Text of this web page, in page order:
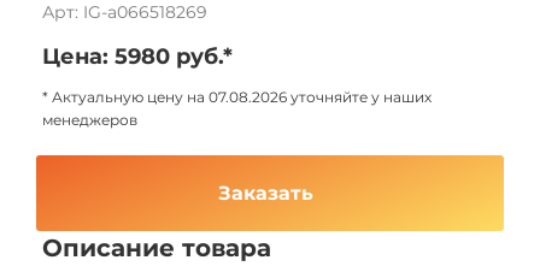
Арт: IG-a066518269
Цена: 5980 руб.*
* Актуальную цену на 07.08.2026 уточняйте у наших
менеджеров
Заказать
Описание товара